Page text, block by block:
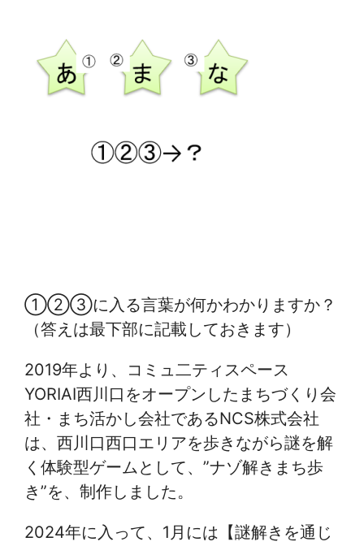
①②③に入る言葉が何かわかりますか？
（答えは最下部に記載しておきます）
2019年より、コミュ二ティスペース
YORIAI西川口をオープンしたまちづくり会
社・まち活かし会社であるNCS株式会社
は、西川口西口エリアを歩きながら謎を解
く体験型ゲームとして、”ナゾ解きまち歩
き”を、制作しました。
2024年に入って、1月には【謎解きを通じ